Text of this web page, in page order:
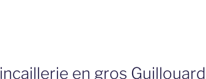
en gros